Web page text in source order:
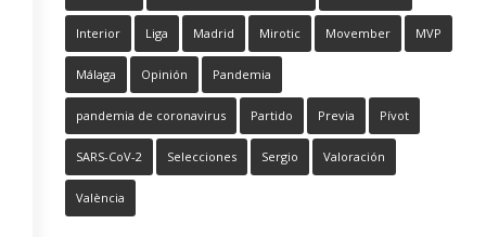
Interior Liga Madrid Mirotic Movember MVP
Málaga Opinión Pandemia
pandemia de coronavirus Partido Previa Pívot
SARS-CoV-2 Selecciones Sergio Valoración
València